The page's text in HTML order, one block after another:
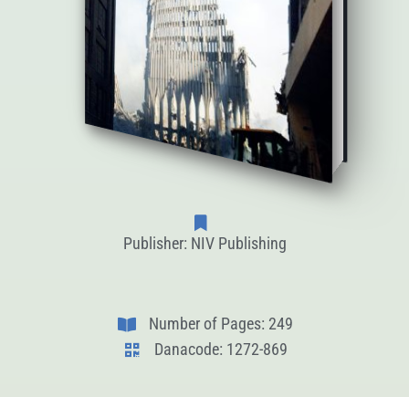
Publisher: NIV Publishing
Number of Pages: 249
Danacode: 1272-869